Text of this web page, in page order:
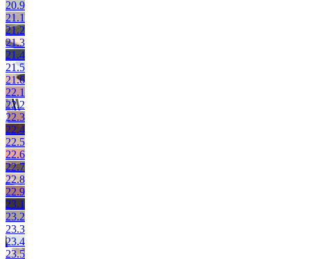
20.9
21.1
21.2
21.3
21.4
21.5
21.6
22.1
22.2
22.3
22.4
22.5
22.6
22.7
22.8
22.9
23.1
23.2
23.3
23.4
23.5